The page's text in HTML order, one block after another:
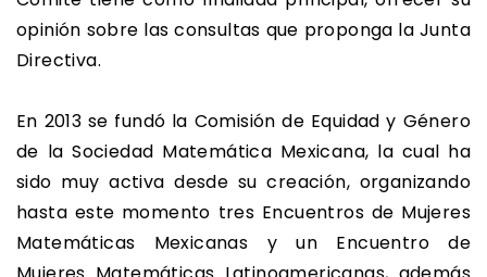
opinión sobre las consultas que proponga la Junta
Directiva.
En 2013 se fundó la Comisión de Equidad y Género
de la Sociedad Matemática Mexicana, la cual ha
sido muy activa desde su creación, organizando
hasta este momento tres Encuentros de Mujeres
Matemáticas Mexicanas y un Encuentro de